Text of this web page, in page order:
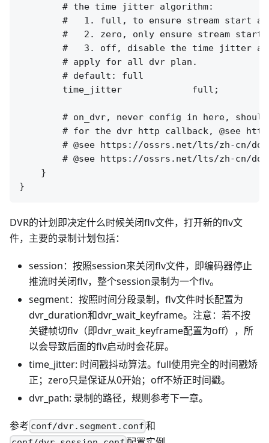
        # the time jitter algorithm:
#   1. full, to ensure stream start
#   2. zero, only ensure stream start
#   3. off, disable the time jitter
        # apply for all dvr plan.
        # default: full
        time_jitter             full;
# on_dvr, never config in here,
# for the dvr http callback, @see
# @see https://ossrs.net/lts/zh-cn/
# @see https://ossrs.net/lts/zh-cn/
    }
DVR的计划即决定什么时候关闭flv文件，打开新的flv文
件，主要的录制计划包括：
session：按照session来关闭flv文件，即编码器停止
推流时关闭flv，整个session录制为一个flv。
segment：按照时间分段录制，flv文件时长配置为
dvr_duration和dvr_wait_keyframe。注意：若不按
关键帧切flv（即dvr_wait_keyframe配置为off），所
以会导致后面的flv启动时会花屏。
time_jitter: 时间戳抖动算法。full使用完全的时间戳矫
正；zero只是保证从0开始；off不矫正时间戳。
dvr_path: 录制的路径，规则参考下一章。
参考 conf/dvr.segment.conf 和